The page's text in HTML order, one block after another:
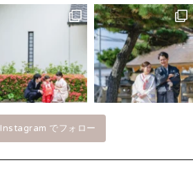
Instagram でフォロー